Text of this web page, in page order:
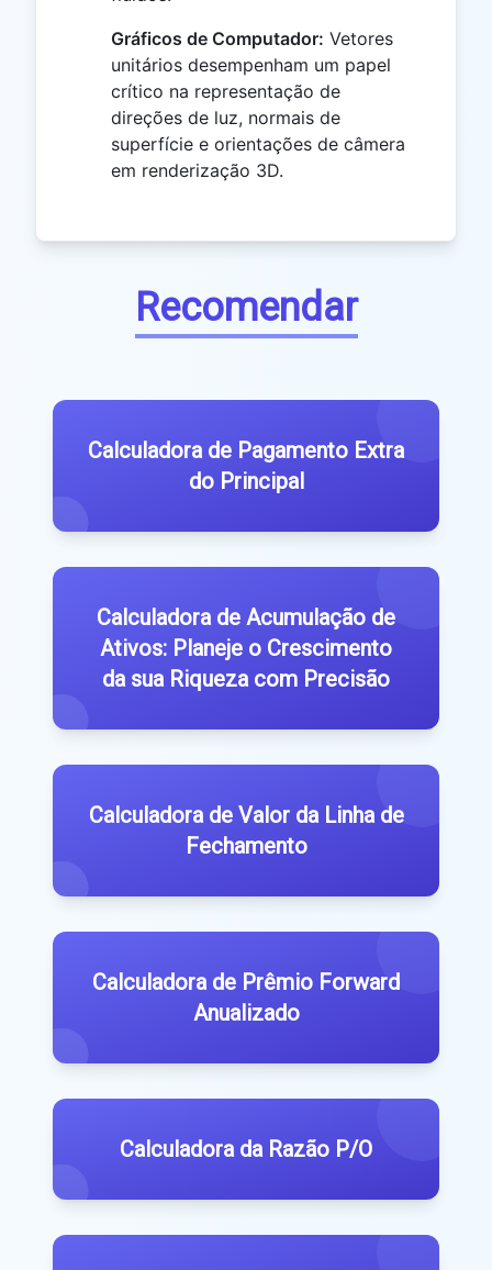
Gráficos de Computador: Vetores
unitários desempenham um papel
crítico na representação de
direções de luz, normais de
superfície e orientações de câmera
em renderização 3D.
Recomendar
Calculadora de Pagamento Extra
do Principal
Calculadora de Acumulação de
Ativos: Planeje o Crescimento
da sua Riqueza com Precisão
Calculadora de Valor da Linha de
Fechamento
Calculadora de Prêmio Forward
Anualizado
Calculadora da Razão P/O